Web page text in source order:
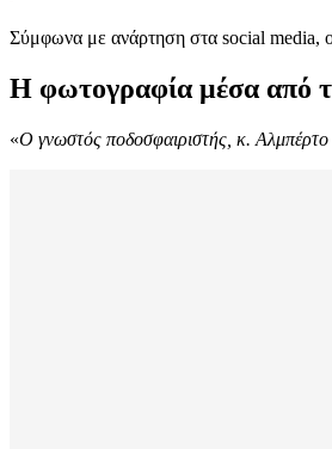
Σύμφωνα με ανάρτηση στα social media, ο
Η φωτογραφία μέσα από
«Ο γνωστός ποδοσφαιριστής, κ. Αλμπέρτο